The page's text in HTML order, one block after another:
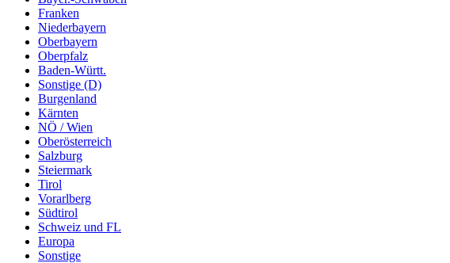
Franken
Niederbayern
Oberbayern
Oberpfalz
Baden-Württ.
Sonstige (D)
Burgenland
Kärnten
NÖ / Wien
Oberösterreich
Salzburg
Steiermark
Tirol
Vorarlberg
Südtirol
Schweiz und FL
Europa
Sonstige